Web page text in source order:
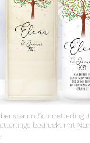
Schmetterling
bedruckt mit